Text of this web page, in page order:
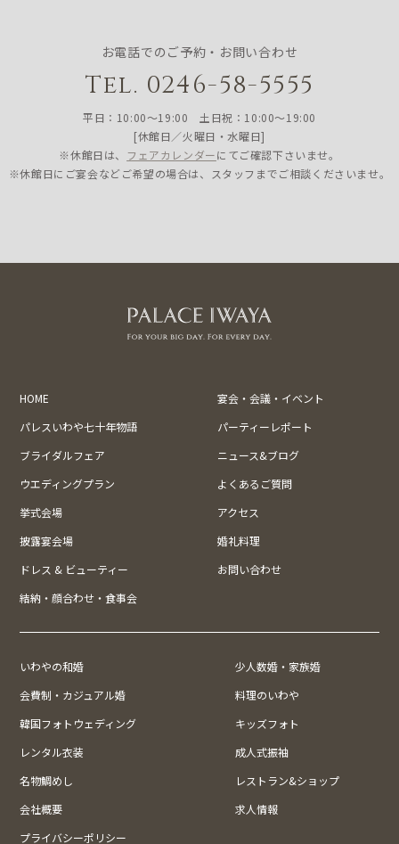
お電話でのご予約・お問い合わせ
Tel. 0246-58-5555
平日：10:00〜19:00 土日祝：10:00〜19:00
[休館日／火曜日・水曜日]
※休館日は、 フェアカレンダーにてご確認下さいませ。
※休館日にご宴会などご希望の場合は、スタッフまでご相談くださいませ。
HOME
宴会・会議・イベント
パレスいわや七十年物語
パーティーレポート
ブライダルフェア
ニュース&ブログ
ウエディングプラン
よくあるご質問
挙式会場
アクセス
披露宴会場
婚礼料理
ドレス & ビューティー
お問い合わせ
結納・顔合わせ・食事会
いわやの和婚
少人数婚・家族婚
会費制・カジュアル婚
料理のいわや
韓国フォトウェディング
キッズフォト
レンタル衣装
成人式振袖
名物鯛めし
レストラン&ショップ
会社概要
求人情報
プライバシーポリシー